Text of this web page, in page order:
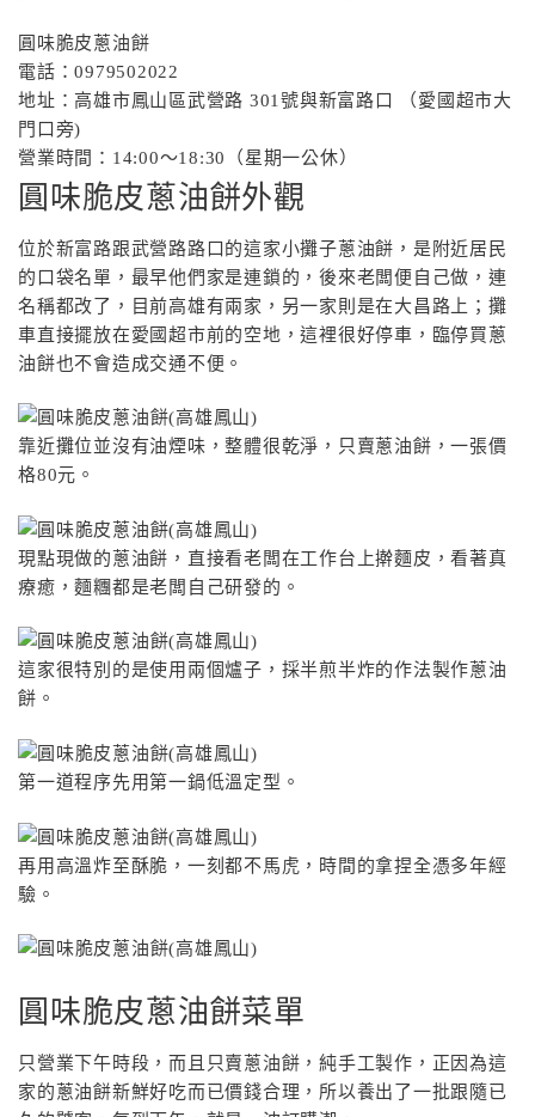
圓味脆皮蔥油餅
電話：0979502022
地址：高雄市鳳山區武營路 301號與新富路口 （愛國超市大
門口旁)
營業時間：14:00～18:30（星期一公休）
圓味脆皮蔥油餅外觀
位於新富路跟武營路路口的這家小攤子蔥油餅，是附近居民
的口袋名單，最早他們家是連鎖的，後來老闆便自己做，連
名稱都改了，目前高雄有兩家，另一家則是在大昌路上；攤
車直接擺放在愛國超市前的空地，這裡很好停車，臨停買蔥
油餅也不會造成交通不便。
靠近攤位並沒有油煙味，整體很乾淨，只賣蔥油餅，一張價
格80元。
現點現做的蔥油餅，直接看老闆在工作台上擀麵皮，看著真
療癒，麵糰都是老闆自己研發的。
這家很特別的是使用兩個爐子，採半煎半炸的作法製作蔥油
餅。
第一道程序先用第一鍋低溫定型。
再用高溫炸至酥脆，一刻都不馬虎，時間的拿捏全憑多年經
驗。
圓味脆皮蔥油餅菜單
只營業下午時段，而且只賣蔥油餅，純手工製作，正因為這
家的蔥油餅新鮮好吃而已價錢合理，所以養出了一批跟隨已